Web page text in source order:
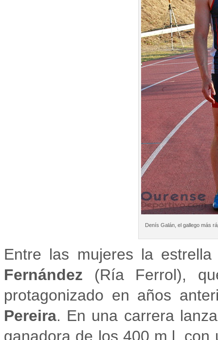
Denís Galán, el gallego más
Entre las mujeres la
Fernández (Ría Ferrol),
protagonizado en años
Pereira. En una carrera
ganadora de los 400 m.l.